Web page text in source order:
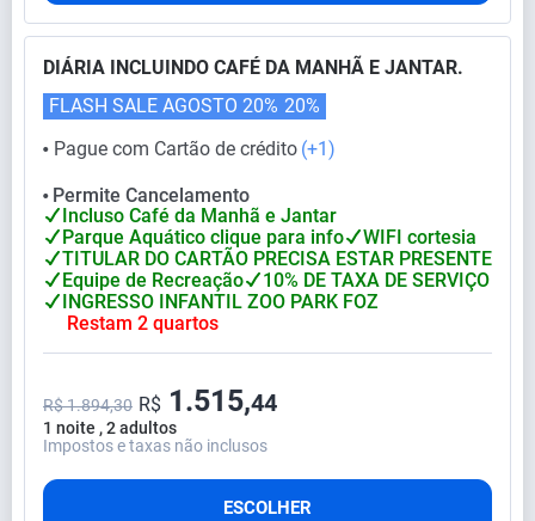
DIÁRIA INCLUINDO CAFÉ DA MANHÃ E JANTAR.
⬤ Pague com Cartão de crédito (+1)
FLASH SALE AGOSTO 20% 20%
⬤
Permite Cancelamento
Incluso Café da Manhã e Jantar
Parque Aquático clique para info
WIFI cortesia
TITULAR DO CARTÃO PRECISA ESTAR PRESENTE
Equipe de Recreação
10% DE TAXA DE SERVIÇO
INGRESSO INFANTIL ZOO PARK FOZ
Restam 2 quartos
1 noite , 2 adultos
R$ 1.894,30 R$ 1.515,44
Impostos e taxas não inclusos
ESCOLHER